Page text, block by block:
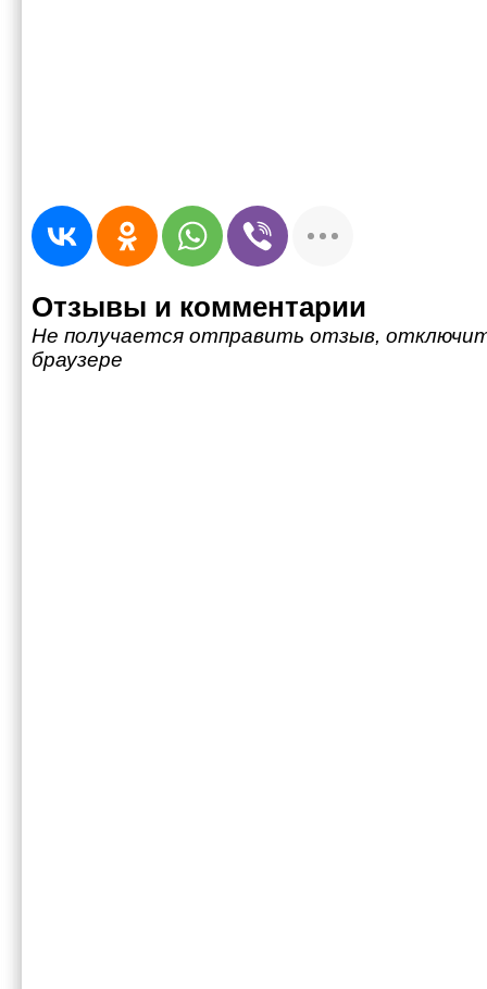
Отзывы и комментарии
Не получается отправить отзыв,
браузере